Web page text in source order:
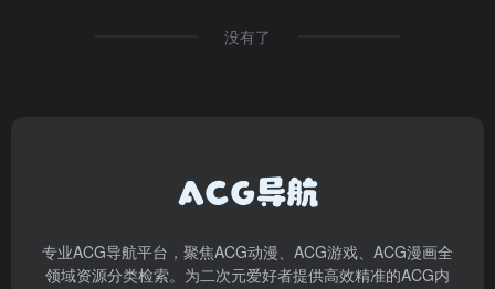
没有了
专业ACG导航平台，聚焦ACG动漫、ACG游戏、ACG漫画全
领域资源分类检索。为二次元爱好者提供高效精准的ACG内